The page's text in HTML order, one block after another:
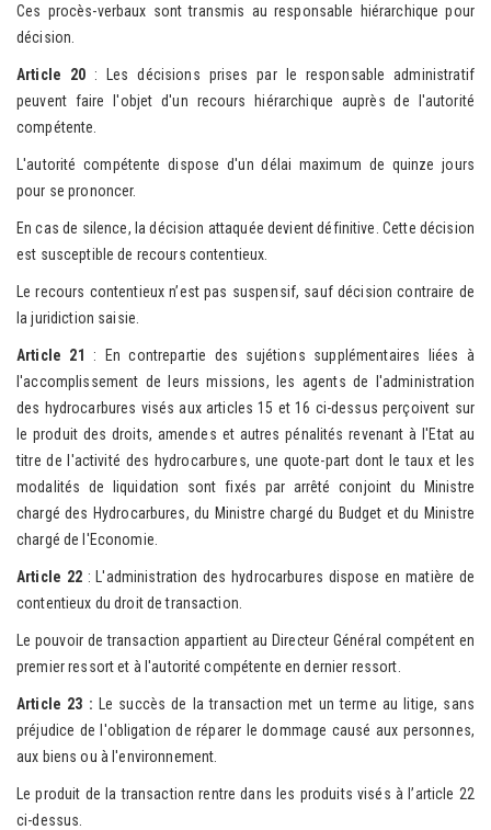
Ces procès-verbaux sont transmis au responsable hiérarchique pour
décision.
Article 20 : Les décisions prises par le responsable administratif
peuvent faire l'objet d'un recours hiérarchique auprès de l'autorité
compétente.
L'autorité compétente dispose d'un délai maximum de quinze jours
pour se prononcer.
En cas de silence, la décision attaquée devient définitive. Cette décision
est susceptible de recours contentieux.
Le recours contentieux n’est pas suspensif, sauf décision contraire de
la juridiction saisie.
Article 21 : En contrepartie des sujétions supplémentaires liées à
l'accomplissement de leurs missions, les agents de l'administration
des hydrocarbures visés aux articles 15 et 16 ci-dessus perçoivent sur
le produit des droits, amendes et autres pénalités revenant à l'Etat au
titre de l'activité des hydrocarbures, une quote-part dont le taux et les
modalités de liquidation sont fixés par arrêté conjoint du Ministre
chargé des Hydrocarbures, du Ministre chargé du Budget et du Ministre
chargé de l'Economie.
Article 22 : L'administration des hydrocarbures dispose en matière de
contentieux du droit de transaction.
Le pouvoir de transaction appartient au Directeur Général compétent en
premier ressort et à l'autorité compétente en dernier ressort.
Article 23 :
Le succès de la transaction met un terme au litige, sans
préjudice de l'obligation de réparer le dommage causé aux personnes,
aux biens ou à l'environnement.
Le produit de la transaction rentre dans les produits visés à l’article 22
ci-dessus.